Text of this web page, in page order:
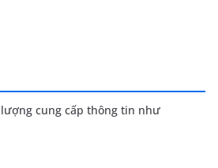
cung cấp thông tin như